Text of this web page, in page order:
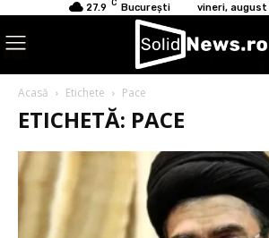
27.9 C București vineri, august
Acasă Etichete Pace
ETICHETĂ: PACE